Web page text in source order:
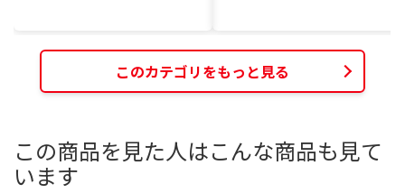
このカテゴリをもっと見る
この商品を見た人はこんな商品も見て
います